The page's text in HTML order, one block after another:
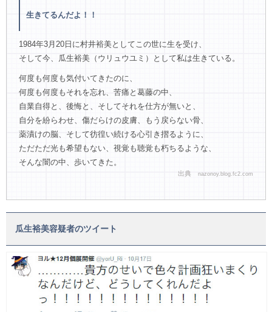
生きてるんだよ！！
1984年3月20日に村井裕美としてこの世に生を受け、
そして今、瓜生裕美（ウリュウユミ）として私は生きている。
何度も何度も気付いてきたのに、
何度も何度もそれを忘れ、苦痛と葛藤の中、
自業自得と、後悔と、そしてそれを仕方が無いと、
自分を紛らわせ、傷だらけの皮膚、もう戻らない骨、
薬漬けの脳、そして彷徨い続ける心引き摺るように、
ただただ光も希望もない、視覚も聴覚も朽ちるような、
そんな闇の中、歩いてきた。
出典 nazonoy.blog.fc2.com
瓜生裕美容疑者のツイート